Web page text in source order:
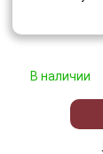
В наличии